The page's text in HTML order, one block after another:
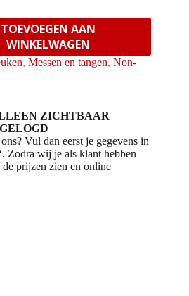
TOEVOEGEN AAN
WINKELWAGEN
, Messen en tangen, Non-
ZICHTBAAR
Vul dan eerst je gegevens in
‘. Zodra wij je als klant hebben
prijzen zien en online